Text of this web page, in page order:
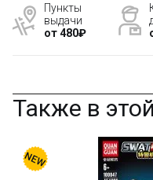
Пункты
выдачи
от 480₽
Также в